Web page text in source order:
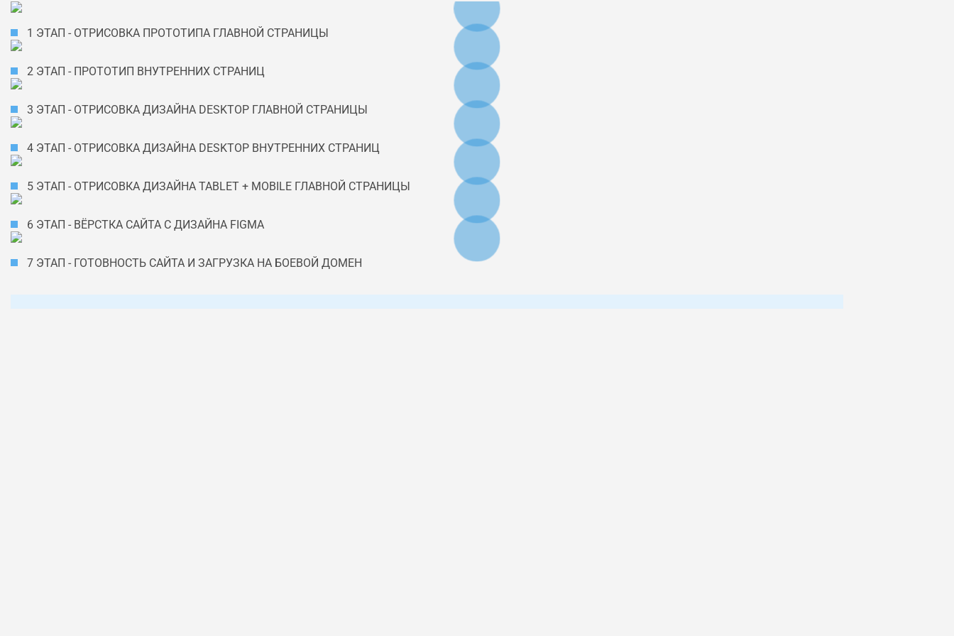
1 ЭТАП - ОТРИСОВКА ПРОТОТИПА ГЛАВНОЙ СТРАНИЦЫ
2 ЭТАП - ПРОТОТИП ВНУТРЕННИХ СТРАНИЦ
3 ЭТАП - ОТРИСОВКА ДИЗАЙНА DESKTOP ГЛАВНОЙ СТРАНИЦЫ
4 ЭТАП - ОТРИСОВКА ДИЗАЙНА DESKTOP ВНУТРЕННИХ СТРАНИЦ
5 ЭТАП - ОТРИСОВКА ДИЗАЙНА TABLET + MOBILE ГЛАВНОЙ СТРАНИЦЫ
6 ЭТАП - ВЁРСТКА САЙТА С ДИЗАЙНА FIGMA
7 ЭТАП - ГОТОВНОСТЬ САЙТА И ЗАГРУЗКА НА БОЕВОЙ ДОМЕН